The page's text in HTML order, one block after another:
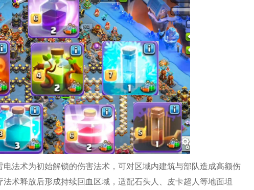
法术为初始解锁的伤害法术，可对区域内建筑与部队造成高额伤
术释放后形成持续回血区域，适配石头人、皮卡超人等地面坦